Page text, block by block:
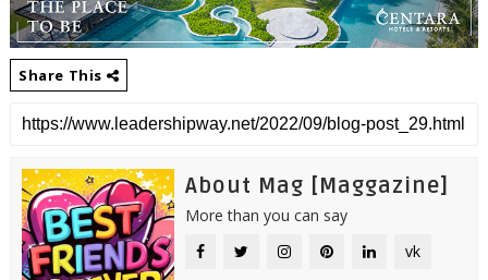
Share This
About Mag [Maggazine]
More than you can say
vk